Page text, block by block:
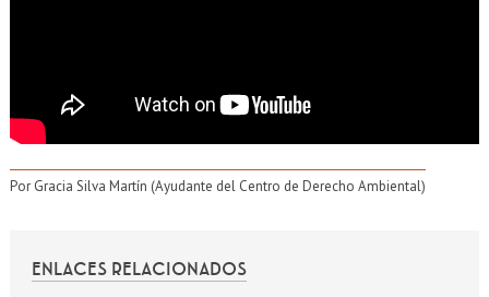
ENLACES RELACIONADOS
Por Gracia Silva Martín (Ayudante del Centro de Derecho Ambiental)